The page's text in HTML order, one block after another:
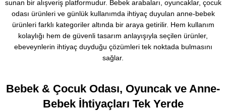
sunan bir alışveriş platformudur. Bebek arabaları, oyuncaklar, çocuk
odası ürünleri ve günlük kullanımda ihtiyaç duyulan anne-bebek
ürünleri farklı kategoriler altında bir araya getirilir. Hem kullanım
kolaylığı hem de güvenli tasarım anlayışıyla seçilen ürünler,
ebeveynlerin ihtiyaç duyduğu çözümleri tek noktada bulmasını
sağlar.
Bebek & Çocuk Odası, Oyuncak ve Anne-
Bebek İhtiyaçları Tek Yerde